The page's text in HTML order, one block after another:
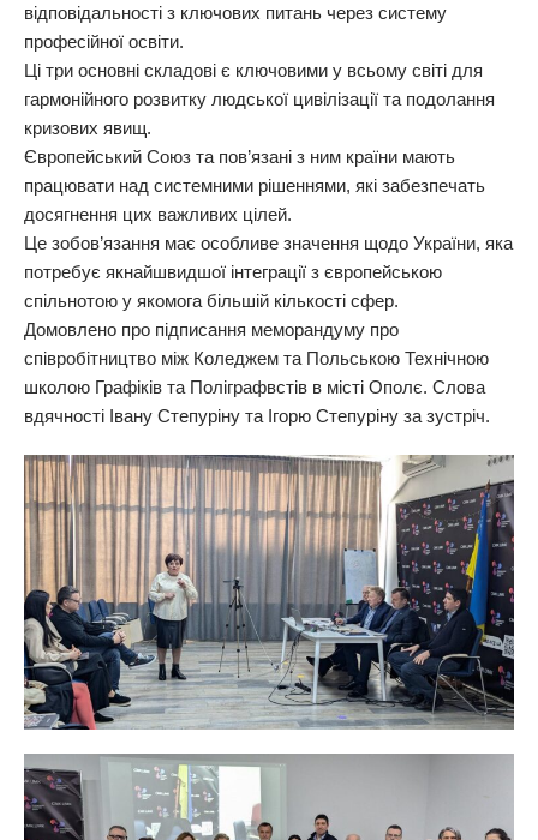
відповідальності з ключових питань через систему
професійної освіти.
Ці три основні складові є ключовими у всьому світі для
гармонійного розвитку людської цивілізації та подолання
кризових явищ.
Європейський Союз та пов’язані з ним країни мають
працювати над системними рішеннями, які забезпечать
досягнення цих важливих цілей.
Це зобов’язання має особливе значення щодо України, яка
потребує якнайшвидшої інтеграції з європейською
спільнотою у якомога більшій кількості сфер.
Домовлено про підписання меморандуму про
співробітництво між Коледжем та Польською Технічною
школою Графіків та Поліграфвстів в місті Ополє. Слова
вдячності Івану Степуріну та Ігорю Степуріну за зустріч.